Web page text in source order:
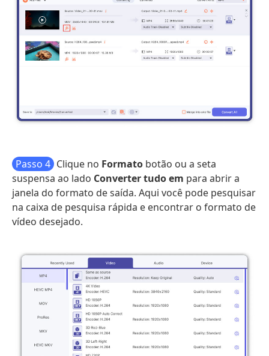
Passo 4 Clique no Formato botão ou a seta
suspensa ao lado Converter tudo em para abrir a
janela do formato de saída. Aqui você pode pesquisar
na caixa de pesquisa rápida e encontrar o formato de
vídeo desejado.